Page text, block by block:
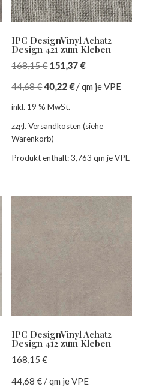
IPC DesignVinyl Achat2
Design 421 zum Kleben
168,15€ 151,37€
44,68€40,22€/qm je VPE
inkl. 19 % MwSt.
zzgl. Versandkosten (siehe
Warenkorb)
Produkt enthält: 3,763qm je VPE
IPC DesignVinyl Achat2
Design 412 zum Kleben
168,15€
44,68€ /qm je VPE